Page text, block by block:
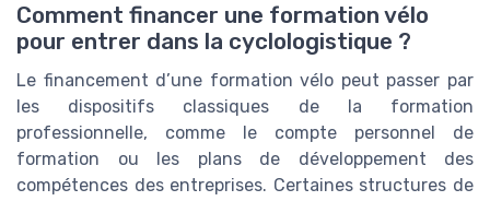
Comment financer une formation vélo
pour entrer dans la cyclologistique ?
Le financement d’une formation vélo peut passer par
les dispositifs classiques de la formation
professionnelle, comme le compte personnel de
formation ou les plans de développement des
compétences des entreprises. Certaines structures de